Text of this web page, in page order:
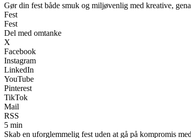
Gør din fest både smuk og miljøvenlig med kreative,
Fest
Fest
Del med omtanke
X
Facebook
Instagram
LinkedIn
YouTube
Pinterest
TikTok
Mail
RSS
5 min
Skab en uforglemmelig fest uden at gå på kompromis